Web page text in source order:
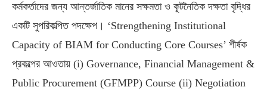
কর্মকর্তাদের জন্য আন্তর্জাতিক মানের সক্ষমতা ও কূটনৈতিক দক্ষতা বৃদ্ধির
একটি সুপরিকল্পিত পদক্ষেপ। ‘Strengthening Institutional
Capacity of BIAM for Conducting Core Courses’ শীর্ষক
প্রকল্পের আওতায় (i) Governance, Financial Management &
Public Procurement (GFMPP) Course (ii) Negotiation